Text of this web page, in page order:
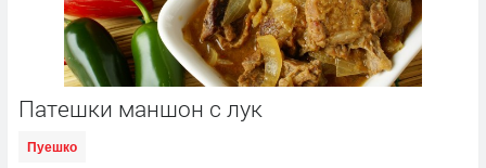
Патешки маншон с лук
Пуешко